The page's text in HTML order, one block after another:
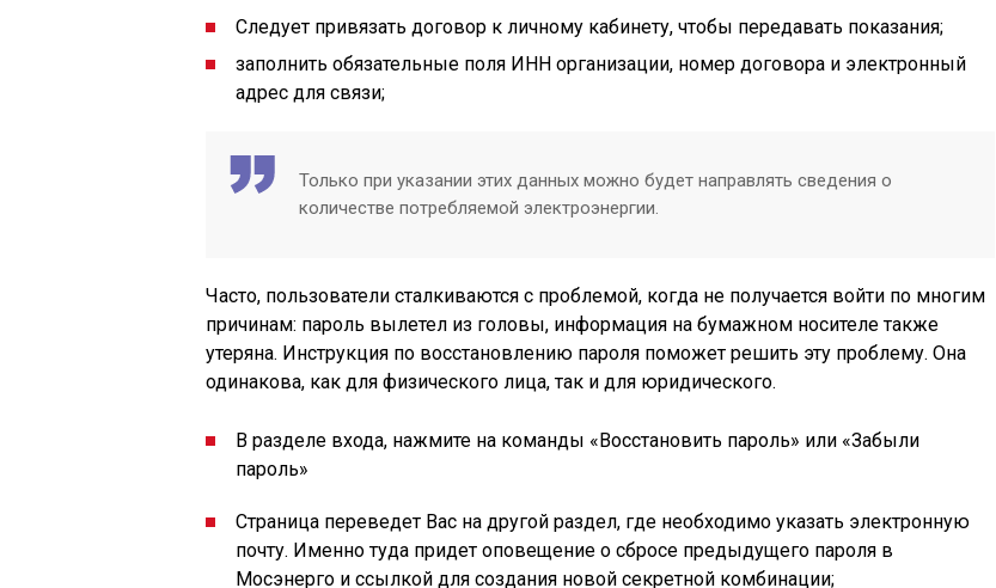
Следует привязать договор к личному кабинету, чтобы передавать показания;
заполнить обязательные поля ИНН организации, номер договора и электронный
адрес для связи;
Только при указании этих данных можно будет направлять сведения о
количестве потребляемой электроэнергии.
Часто, пользователи сталкиваются с проблемой, когда не получается войти по многим
причинам: пароль вылетел из головы, информация на бумажном носителе также
утеряна. Инструкция по восстановлению пароля поможет решить эту проблему. Она
одинакова, как для физического лица, так и для юридического.
В разделе входа, нажмите на команды «Восстановить пароль» или «Забыли
пароль»
Страница переведет Вас на другой раздел, где необходимо указать электронную
почту. Именно туда придет оповещение о сбросе предыдущего пароля в
Мосэнерго и ссылкой для создания новой секретной комбинации;